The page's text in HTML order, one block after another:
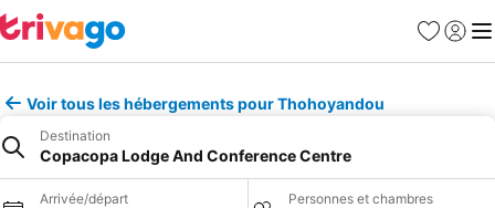
Favoris
Se
Voir tous les hébergements pour Thohoyandou
Destination
Copacopa Lodge And Conference Centre
Arrivée/départ Personnes et chambres